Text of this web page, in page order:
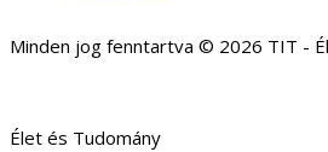
Minden jog fenntartva © 2026 TIT -
Élet és Tudomány